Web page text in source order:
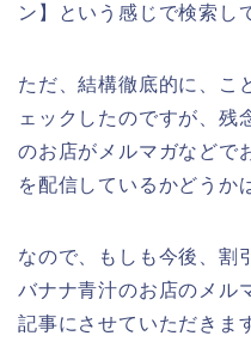
ン】という感じで検索し
ただ、結構徹底的に、こ
ェックしたのですが、残
のお店がメルマガなどで
を配信しているかどうか
なので、もしも今後、割
バナナ青汁のお店のメル
記事にさせていただきま